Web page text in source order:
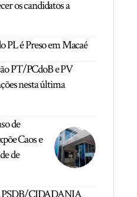
os candidatos a
PL é Preso em Macaé
PT/PCdoB e PV
nesta última
de
Caos e
de